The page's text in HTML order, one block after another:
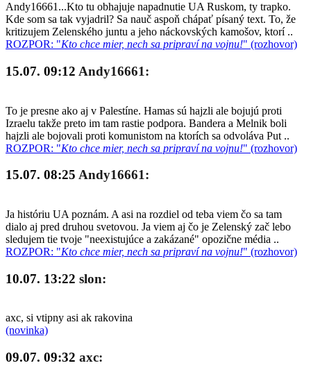
Andy16661...Kto tu obhajuje napadnutie UA Ruskom, ty trapko.
Kde som sa tak vyjadril? Sa nauč aspoň chápať písaný text. To, že
kritizujem Zelenského juntu a jeho náckovských kamošov, ktorí ..
ROZPOR: "Kto chce mier, nech sa pripraví na vojnu!" (rozhovor)
15.07. 09:12 Andy16661:
To je presne ako aj v Palestíne. Hamas sú hajzli ale bojujú proti
Izraelu takže preto im tam rastie podpora. Bandera a Melnik boli
hajzli ale bojovali proti komunistom na ktorích sa odvoláva Put ..
ROZPOR: "Kto chce mier, nech sa pripraví na vojnu!" (rozhovor)
15.07. 08:25 Andy16661:
Ja históriu UA poznám. A asi na rozdiel od teba viem čo sa tam
dialo aj pred druhou svetovou. Ja viem aj čo je Zelenský zač lebo
sledujem tie tvoje "neexistujúce a zakázané" opozične média ..
ROZPOR: "Kto chce mier, nech sa pripraví na vojnu!" (rozhovor)
10.07. 13:22 slon:
axc, si vtipny asi ak rakovina
(novinka)
09.07. 09:32 axc: